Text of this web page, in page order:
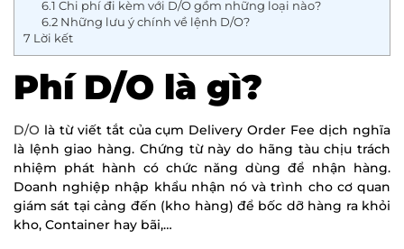
6.1 Chi phí đi kèm với D/O gồm những loại nào?
6.2Những lưu ý chính về lệnh D/O?
7 Lời kết
Phí D/O là gì?
D/O là từ viết tắt của cụm Delivery Order Fee dịch nghĩa
là lệnh giao hàng. Chứng từ này do hãng tàu chịu trách
nhiệm phát hành có chức năng dùng để nhận hàng.
Doanh nghiệp nhập khẩu nhận nó và trình cho cơ quan
giám sát tại cảng đến (kho hàng) để bốc dỡ hàng ra khỏi
kho, Container hay bãi,…